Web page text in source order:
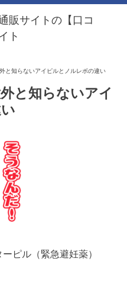
販サイトの【口コ
ト
と知らないアイピルとノルレボの違い
と知らないアイ
ピル（緊急避妊薬）